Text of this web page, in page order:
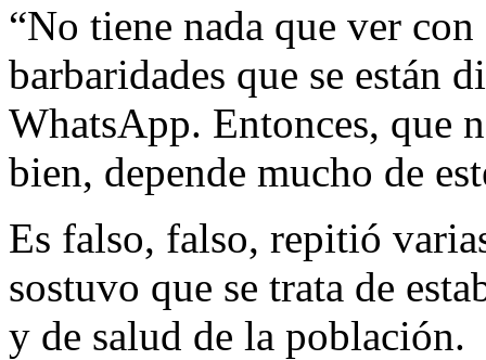
“No tiene nada que ver con
barbaridades que se están
WhatsApp. Entonces, que
bien, depende mucho de
Es falso, falso, repitió
sostuvo que se trata de
y de salud de la población.